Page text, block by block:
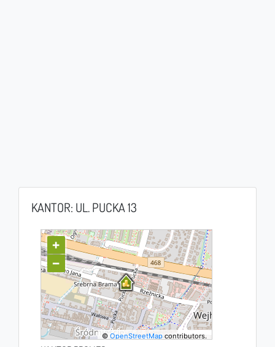
KANTOR: UL. PUCKA 13
+
−
©OpenStreetMapcontributors.